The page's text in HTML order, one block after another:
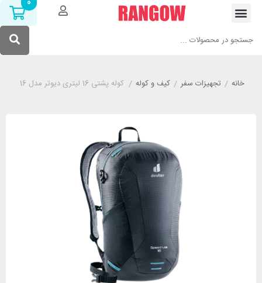
خانه/ تجهیزات سفر/ کیف و کوله/ کوله پشتی 16 لیتری دیوتر مدل DEUTER SPEED LITE 16 مشکی